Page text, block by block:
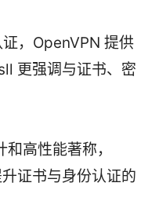
，OpenVPN 提供
更强调与证书、密
高性能著称，
证书与身份认证的